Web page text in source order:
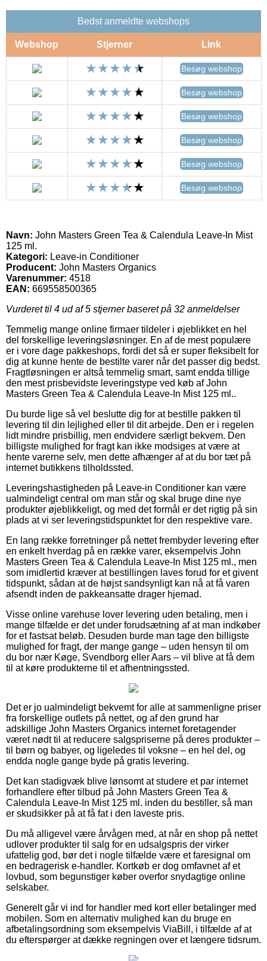
Bedst anmeldte webshops
Webshop Stjerner Link
Besøg webshop
Besøg webshop
Besøg webshop
Besøg webshop
Besøg webshop
Besøg webshop
Navn: John Masters Green Tea & Calendula Leave-In Mist
125 ml.
Kategori: Leave-in Conditioner
Producent: John Masters Organics
Varenummer: 4518
EAN: 669558500365
Vurderet til 4 ud af 5 stjerner baseret på 32 anmeldelser
Temmelig mange online firmaer tildeler i øjeblikket en hel
del forskellige leveringsløsninger. En af de mest populære
er i vore dage pakkeshops, fordi det så er super fleksibelt for
dig at kunne hente de bestilte varer når det passer dig bedst.
Fragtløsningen er altså temmelig smart, samt endda tillige
den mest prisbevidste leveringstype ved køb af John
Masters Green Tea & Calendula Leave-In Mist 125 ml..
Du burde lige så vel beslutte dig for at bestille pakken til
levering til din lejlighed eller til dit arbejde. Den er i regelen
lidt mindre prisbillig, men endvidere særligt bekvem. Den
billigste mulighed for fragt kan ikke modsiges at være at
hente varerne selv, men dette afhænger af at du bor tæt på
internet butikkens tilholdssted.
Leveringshastigheden på Leave-in Conditioner kan være
ualmindeligt central om man står og skal bruge dine nye
produkter øjeblikkeligt, og med det formål er det rigtig på sin
plads at vi ser leveringstidspunktet for den respektive vare.
En lang række forretninger på nettet frembyder levering efter
en enkelt hverdag på en række varer, eksempelvis John
Masters Green Tea & Calendula Leave-In Mist 125 ml., men
som imidlertid kræver at bestillingen laves forud for et givent
tidspunkt, sådan at de højst sandsynligt kan nå at få varen
afsendt inden de pakkeansatte drager hjemad.
Visse online varehuse lover levering uden betaling, men i
mange tilfælde er det under forudsætning af at man indkøber
for et fastsat beløb. Desuden burde man tage den billigste
mulighed for fragt, der mange gange – uden hensyn til om
du bor nær Køge, Svendborg eller Aars – vil blive at få dem
til at køre produkterne til et afhentningssted.
Det er jo ualmindeligt bekvemt for alle at sammenligne priser
fra forskellige outlets på nettet, og af den grund har
adskillige John Masters Organics internet foretagender
været nødt til at reducere salgspriserne på deres produkter –
til børn og babyer, og ligeledes til voksne – en hel del, og
endda nogle gange byde på gratis levering.
Det kan stadigvæk blive lønsomt at studere et par internet
forhandlere efter tilbud på John Masters Green Tea &
Calendula Leave-In Mist 125 ml. inden du bestiller, så man
er skudsikker på at få fat i den laveste pris.
Du må alligevel være årvågen med, at når en shop på nettet
udlover produkter til salg for en udsalgspris der virker
ufattelig god, bør det i nogle tilfælde være et faresignal om
en bedragerisk e-handler. Kortkøb er dog omfavnet af et
lovbud, som begunstiger køber overfor snydagtige online
selskaber.
Generelt går vi ind for handler med kort eller betalinger med
mobilen. Som en alternativ mulighed kan du bruge en
afbetalingsordning som eksempelvis ViaBill, i tilfælde af at
du efterspørger at dække regningen over et længere tidsrum.